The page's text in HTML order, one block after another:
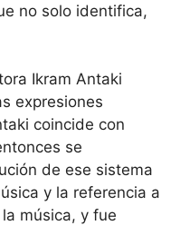
no solo identifica,
Ikram Antaki
expresiones
coincide con
se
de ese sistema
y la referencia a
música, y fue